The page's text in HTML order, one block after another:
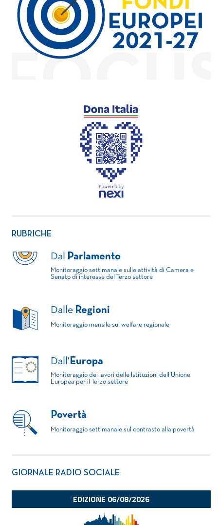
RUBRICHE
Dal Parlamento
Monitoraggio settimanale sulle attività di Camera e
Senato di interesse del Terzo settore
Dalle Regioni
Monitoraggio mensile sul welfare regionale
Dall' Europa
Monitoraggio dei lavori delle Istituzioni dell'Unione
Europea per il Terzo settore
Povertà
Monitoraggio settimanale sul contrasto alla povertà
GIORNALE RADIO SOCIALE